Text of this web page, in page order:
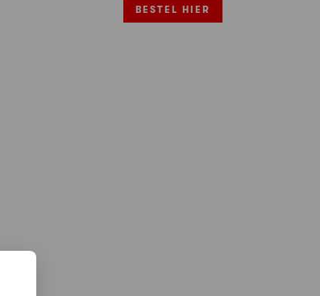
BESTEL HIER